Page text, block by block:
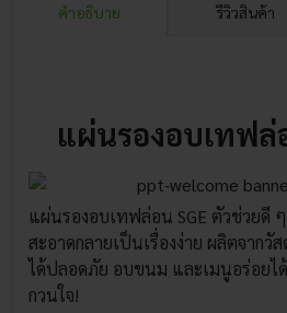
คำอธิบาย รีวิวสินค้า
แผ่นรองอบเทฟ
แผ่นรองอบเทฟล่อน SGE ตัวช่วยดี
สะอาดกลายเป็นเรื่องง่าย ผลิตจากวั
ได้ปลอดภัย อบขนม และเมนูอร่อยไ
กวนใจ!